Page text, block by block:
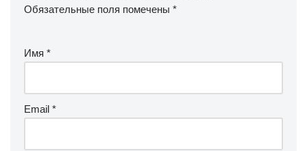
Обязательные поля помечены *
Имя *
Email *